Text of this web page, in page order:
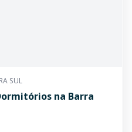
SUL
na Barra